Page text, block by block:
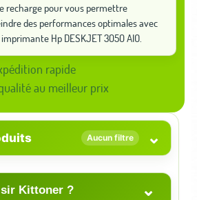
recharge pour vous permettre
des performances optimales avec
Hp DESKJET 3050 AIO.
rapide
au meilleur prix
Aucun filtre ⌄
Kittoner ? ⌄